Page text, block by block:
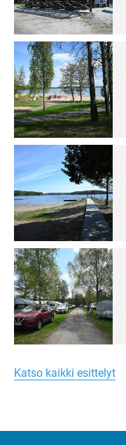
Leirintäoppaan
artikkeli:
Aivan
Saariston
Rengastien
portilla
Lue
Leirintäoppaan
artikkeli:
Meren
äärellä
ja
vehreän
virkistysalueen
laidalla
Lue
Leirintäoppaan
artikkeli:
Yksilöä
huomioivaa
yhteisöllisyyttä
Lue
Leirintäoppaan
artikkeli:
Merellinen
Turun
liepeillä
Katso kaikki esittelyt